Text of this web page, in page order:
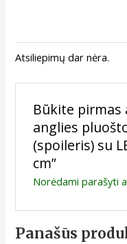
Atsiliepimų dar nėra.
Būkite pirmas
anglies
(spoileris) su
cm”
Norėdami parašyti
Panašūs